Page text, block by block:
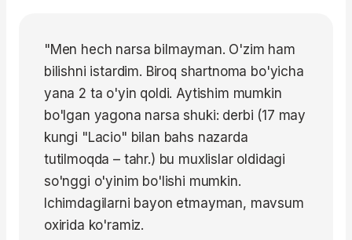
"Men hech narsa bilmayman. O'zim ham
bilishni istardim. Biroq shartnoma bo'yicha
yana 2 ta o'yin qoldi. Aytishim mumkin
bo'lgan yagona narsa shuki: derbi (17 may
kungi "Lacio" bilan bahs nazarda
tutilmoqda – tahr.) bu muxlislar oldidagi
so'nggi o'yinim bo'lishi mumkin.
Ichimdagilarni bayon etmayman, mavsum
oxirida ko'ramiz.